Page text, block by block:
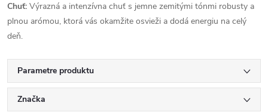
Chuť: Výrazná a intenzívna chuť s jemne zemitými tónmi robusty a
plnou arómou, ktorá vás okamžite osvieži a dodá energiu na celý
deň.
Parametre produktu
Značka